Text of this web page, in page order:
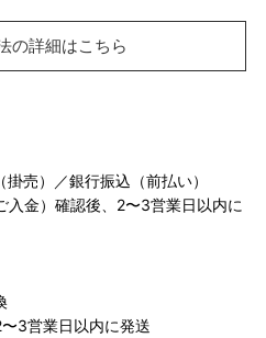
の詳細はこちら
売）／銀行振込（前払い）
入金）確認後、2〜3営業日以内に
3営業日以内に発送